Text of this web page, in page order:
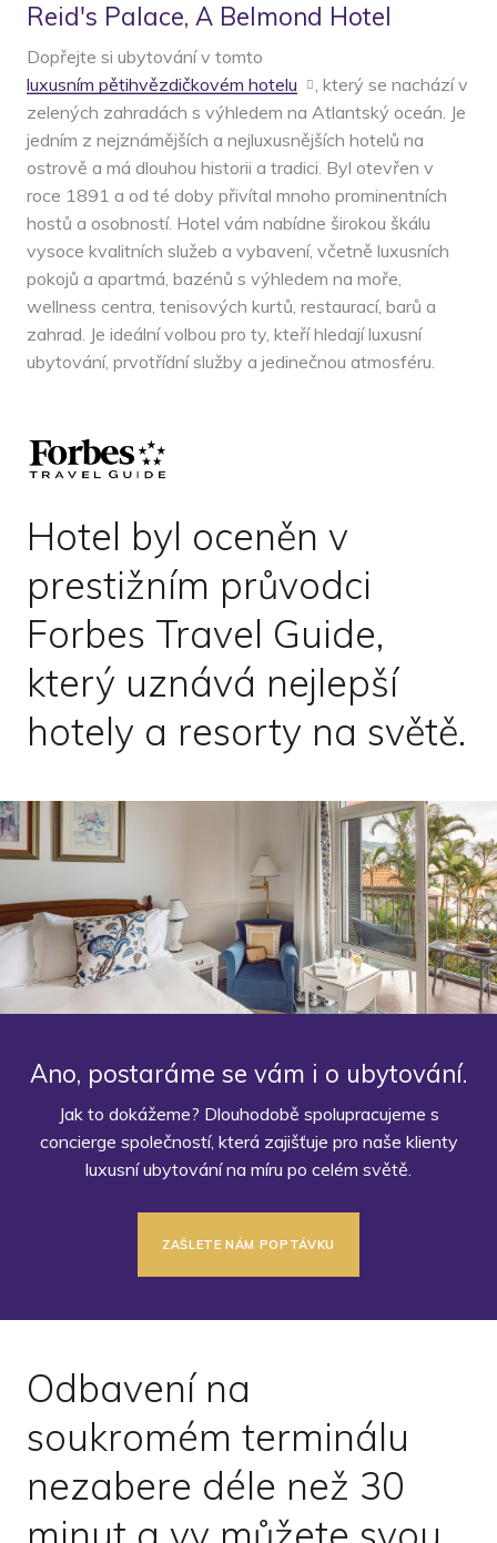
Reid's Palace, A Belmond Hotel
Dopřejte si ubytování v tomto
luxusním pětihvězdičkovém hotelu
, který se nachází v
zelených zahradách s výhledem na Atlantský oceán. Je
jedním z nejznámějších a nejluxusnějších hotelů na
ostrově a má dlouhou historii a tradici. Byl otevřen v
roce 1891 a od té doby přivítal mnoho prominentních
hostů a osobností. Hotel vám nabídne širokou škálu
vysoce kvalitních služeb a vybavení, včetně luxusních
pokojů a apartmá, bazénů s výhledem na moře,
wellness centra, tenisových kurtů, restaurací, barů a
zahrad. Je ideální volbou pro ty, kteří hledají luxusní
ubytování, prvotřídní služby a jedinečnou atmosféru.
Hotel byl oceněn v
prestižním průvodci
Forbes Travel Guide,
který uznává nejlepší
hotely a resorty na světě.
Ano, postaráme se vám i o ubytování.
Jak to dokážeme? Dlouhodobě spolupracujeme s
concierge společností, která zajišťuje pro naše klienty
luxusní ubytování na míru po celém světě.
ZAŠLETE NÁM POPTÁVKU
Odbavení na
soukromém terminálu
nezabere déle než 30